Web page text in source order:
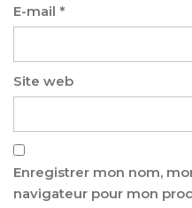
E-mail *
Site web
Enregistrer mon nom,
navigateur pour mon